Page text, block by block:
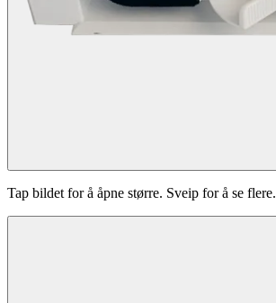
Tap bildet for å åpne større. Sveip for å se flere.